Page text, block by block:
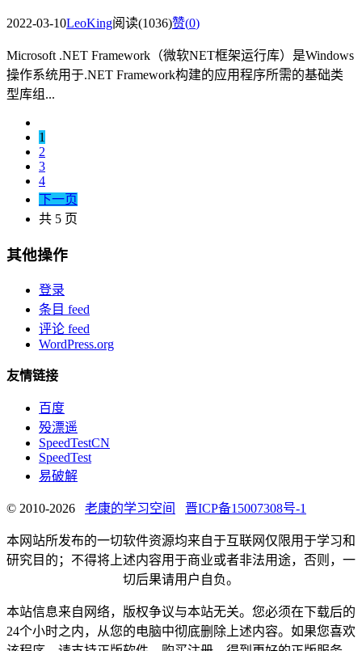
2022-03-10LeoKing阅读(1036)赞(0)
Microsoft .NET Framework（微软NET框架运行库）是Windows
操作系统用于.NET Framework构建的应用程序所需的基础类
型库组...
1
2
3
4
下一页
共 5 页
其他操作
登录
条目 feed
评论 feed
WordPress.org
友情链接
百度
殁漂遥
SpeedTestCN
SpeedTest
易破解
© 2010-2026 老康的学习空间 晋ICP备15007308号-1
本网站所发布的一切软件资源均来自于互联网仅限用于学习和
研究目的；不得将上述内容用于商业或者非法用途，否则，一
切后果请用户自负。
本站信息来自网络，版权争议与本站无关。您必须在下载后的
24个小时之内，从您的电脑中彻底删除上述内容。如果您喜欢